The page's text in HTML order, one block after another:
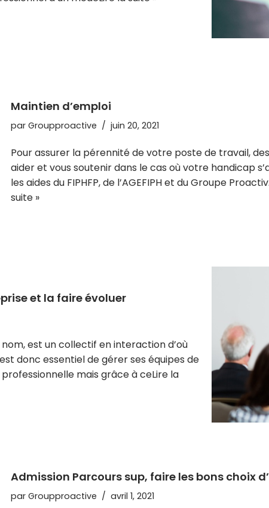
Maintien d’emploi
par Groupproactive juin 20, 2021
Pour assurer la pérennité de votre poste de travail,
aider et vous soutenir dans le cas où votre handicap
les aides du FIPHFP, de l’AGEFIPH et du Groupe
suite »
et la faire évoluer
est un collectif en interaction d’où
donc essentiel de gérer ses équipes de
professionnelle mais grâce à ceLire la
Admission Parcours sup, faire les bons choix
par Groupproactive avril 1, 2021